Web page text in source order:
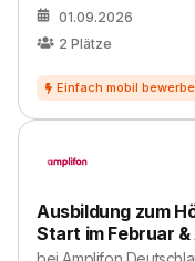
01.09.2026
2 Plätze
Ausbildung zum
Start im Februar